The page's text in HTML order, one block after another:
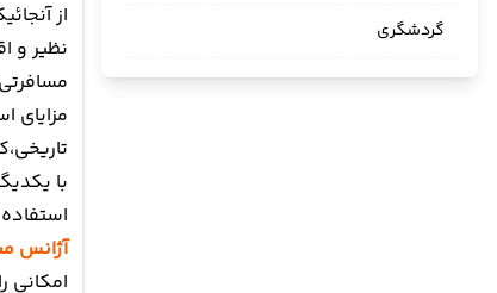
گردشگری
از
نظیر و
مزایای
با
آژانس
امکانی